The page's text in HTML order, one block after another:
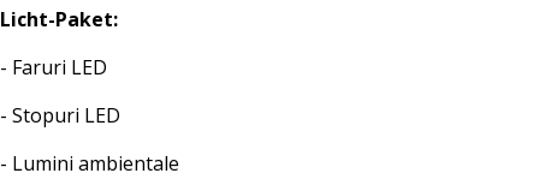
Licht-Paket:
- Faruri LED
- Stopuri LED
- Lumini ambientale